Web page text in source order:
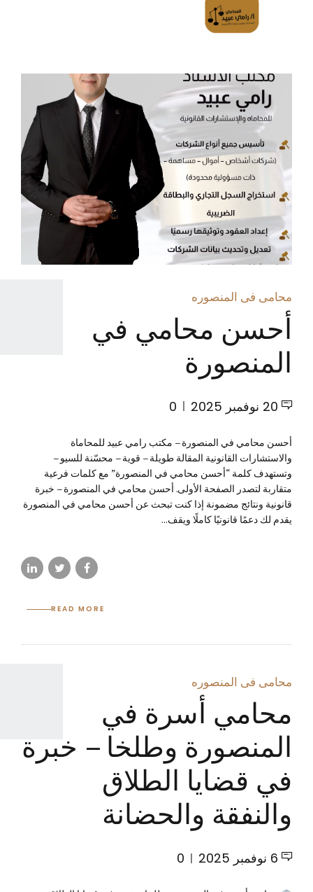
محامى فى المنصوره
أحسن محامي في
المنصورة
20 نوفمبر 2025 0
أحسن محامي في المنصورة – مكتب رامي عبيد للمحاماة
والاستشارات القانونية المقالة طويلة – قوية – محسّنة للسيو –
وتستهدف كلمة “أحسن محامي في المنصورة” مع كلمات فرعية
متقاربة لتصدر الصفحة الأولى. أحسن محامي في المنصورة – خبرة
قانونية ونتائج مضمونة إذا كنت تبحث عن أحسن محامي في المنصورة
يقدم لك دعمًا قانونيًا كاملًا ويقف...
READ MORE
محامى فى المنصوره
محامي أسرة في
المنصورة وطلخا – خبرة
في قضايا الطلاق
والنفقة والحضانة
6 نوفمبر 2025 0